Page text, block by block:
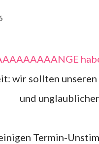
wir sollten
und